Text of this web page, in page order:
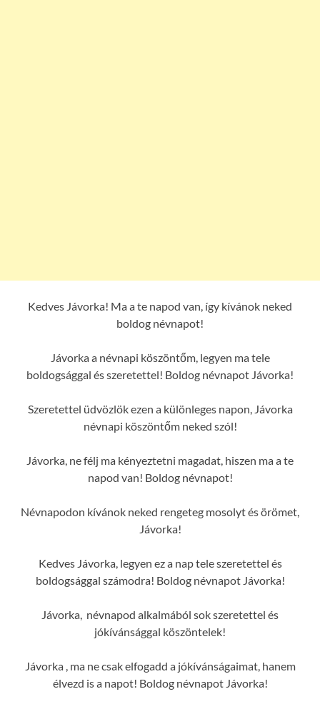
Kedves Jávorka! Ma a te napod van, így kívánok neked
boldog névnapot!
Jávorka a névnapi köszöntőm, legyen ma tele
boldogsággal és szeretettel! Boldog névnapot Jávorka!
Szeretettel üdvözlök ezen a különleges napon, Jávorka
névnapi köszöntőm neked szól!
Jávorka, ne félj ma kényeztetni magadat, hiszen ma a te
napod van! Boldog névnapot!
Névnapodon kívánok neked rengeteg mosolyt és örömet,
Jávorka!
Kedves Jávorka, legyen ez a nap tele szeretettel és
boldogsággal számodra! Boldog névnapot Jávorka!
Jávorka, névnapod alkalmából sok szeretettel és
jókívánsággal köszöntelek!
Jávorka , ma ne csak elfogadd a jókívánságaimat, hanem
élvezd is a napot! Boldog névnapot Jávorka!